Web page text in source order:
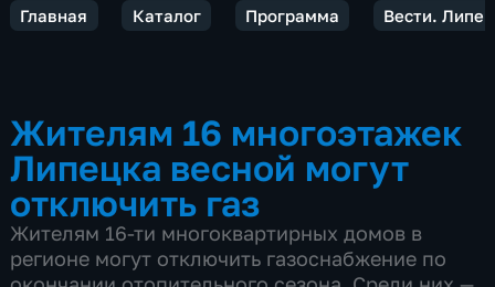
Главная Каталог Программа Вести.
Жителям 16 многоэтажек
Липецка весной могут
отключить газ
Жителям 16-ти многоквартирных домов в
регионе могут отключить газоснабжение по